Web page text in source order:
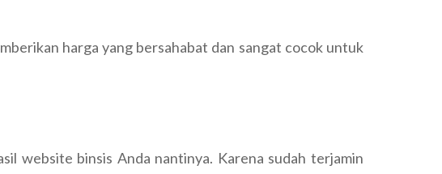
harga yang bersahabat dan sangat cocok untuk
website binsis Anda nantinya. Karena sudah terjamin